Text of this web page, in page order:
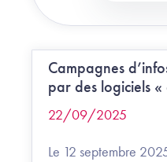
Campagnes
par des logiciels «
22/09/2025
Le 12 septembre